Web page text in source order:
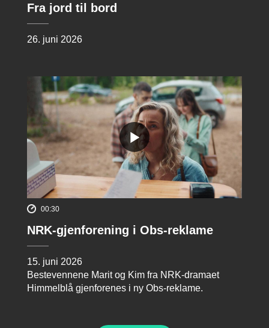
Fra jord til bord
26. juni 2026
00:30
NRK-gjenforening i Obs-reklame
15. juni 2026
Bestevennene Marit og Kim fra NRK-dramaet
Himmelblå gjenforenes i ny Obs-reklame.